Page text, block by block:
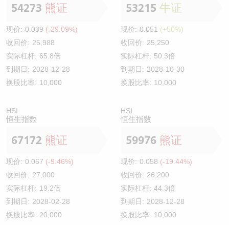
54273 熊证
现价: 0.039 (-29.09%)
收回价: 25,988
实际杠杆: 65.8倍
到期日: 2028-12-28
换股比率: 10,000
53215 牛证
现价: 0.051 (+50%)
收回价: 25,250
实际杠杆: 50.3倍
到期日: 2028-10-30
换股比率: 10,000
HSI
恒生指数
67172 熊证
现价: 0.067 (-9.46%)
收回价: 27,000
实际杠杆: 19.2倍
到期日: 2028-02-28
换股比率: 20,000
HSI
恒生指数
59976 熊证
现价: 0.058 (-19.44%)
收回价: 26,200
实际杠杆: 44.3倍
到期日: 2028-12-28
换股比率: 10,000